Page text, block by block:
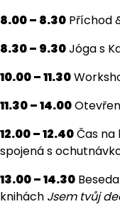
8.00 – 8.30 Příchod
8.30 – 9.30Jóga s
10.00 – 11.30
11.30 – 14.00
12.00 – 12.40Čas
spojená s
13.00 – 14.30
knihách Jsem tvůj